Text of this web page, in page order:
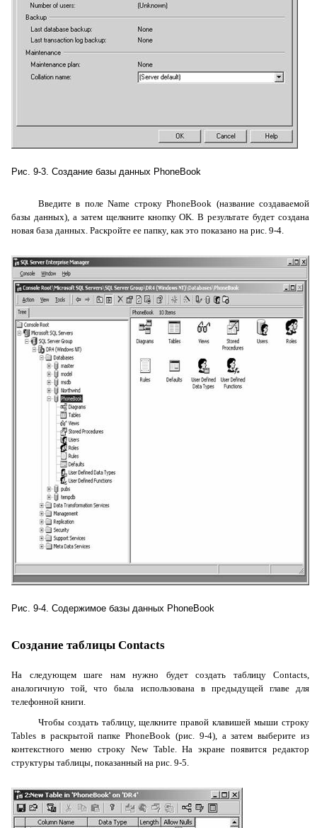
Рис. 9-3. Создание базы данных PhoneBook
Введите в полеName строкуPhoneBook (название создаваемой
базы данных), а затем щелкните кнопкуOK. В результате будет создана
новая база данных. Раскройте ее папку, как это показано на рис. 9-4.
Рис. 9-4. Содержимое базы данных PhoneBook
Создание таблицы Contacts
На следующем шаге нам нужно будет создать таблицу Contacts,
аналогичную той, что была использована в предыдущей главе для
телефонной книги.
Чтобы создать таблицу, щелкните правой клавишей мыши строку
Tables в раскрытой папкеPhoneBook (рис. 9-4), а затем выберите из
контекстного меню строку New Table. На экране появится редактор
структуры таблицы, показанный на рис. 9-5.